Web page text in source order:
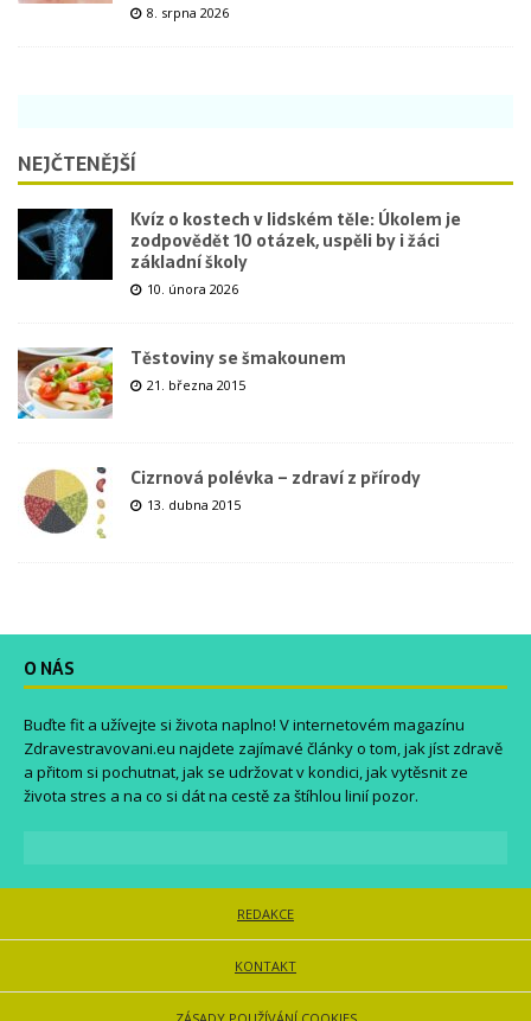
8. srpna 2026
NEJČTENĚJŠÍ
Kvíz o kostech v lidském těle: Úkolem je
zodpovědět 10 otázek, uspěli by i žáci
základní školy
10. února 2026
Těstoviny se šmakounem
21. března 2015
Cizrnová polévka – zdraví z přírody
13. dubna 2015
O NÁS
Buďte fit a užívejte si života naplno! V internetovém magazínu
Zdravestravovani.eu najdete zajímavé články o tom, jak jíst zdravě
a přitom si pochutnat, jak se udržovat v kondici, jak vytěsnit ze
života stres a na co si dát na cestě za štíhlou linií pozor.
REDAKCE
KONTAKT